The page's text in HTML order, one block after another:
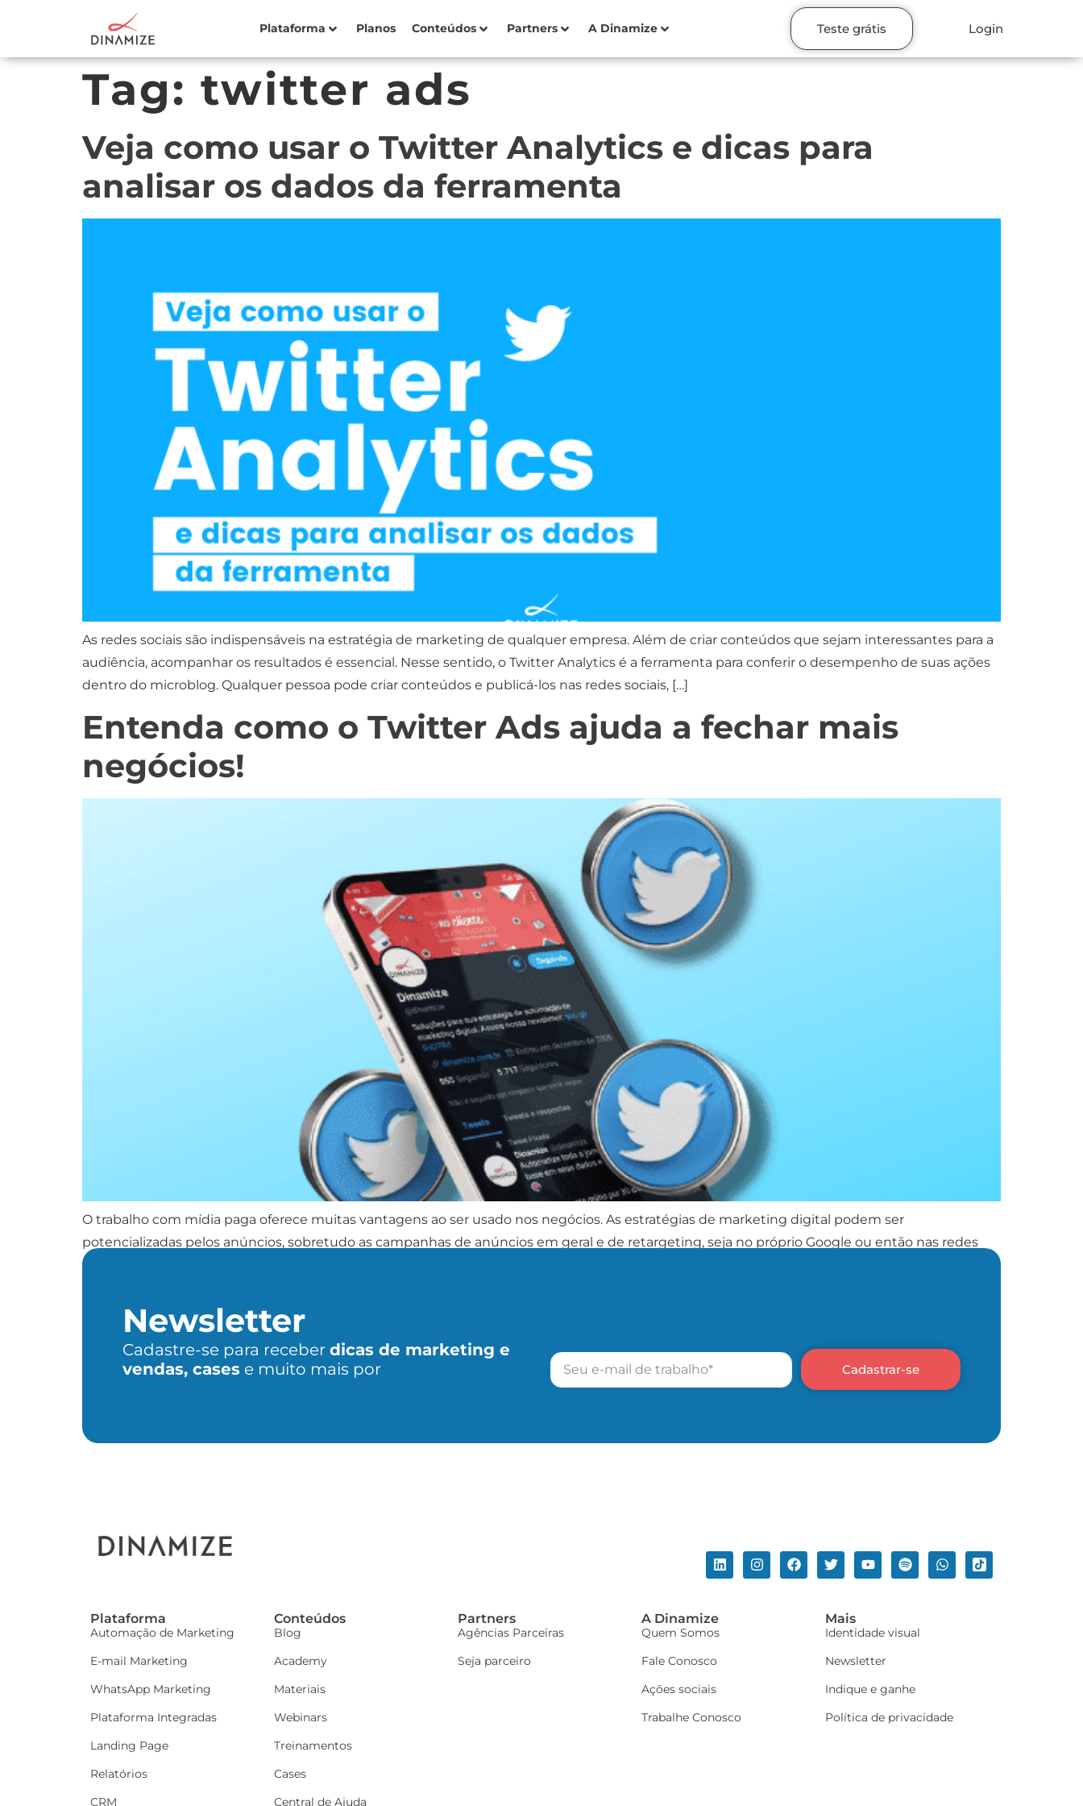
Plataforma Planos Conteúdos Partners A Dinamize Teste grátis Login
Tag: twitter ads
Veja como usar o Twitter Analytics e dicas para
analisar os dados da ferramenta
As redes sociais são indispensáveis na estratégia de marketing de qualquer empresa. Além de criar conteúdos que sejam interessantes para a
audiência, acompanhar os resultados é essencial. Nesse sentido, o Twitter Analytics é a ferramenta para conferir o desempenho de suas ações
dentro do microblog. Qualquer pessoa pode criar conteúdos e publicá-los nas redes sociais, […]
Entenda como o Twitter Ads ajuda a fechar mais
negócios!
O trabalho com mídia paga oferece muitas vantagens ao ser usado nos negócios. As estratégias de marketing digital podem ser
potencializadas pelos anúncios, sobretudo as campanhas de anúncios em geral e de retargeting, seja no próprio Google ou então nas redes
sociais. É aí que entra o Twitter Ads. A rede social surgiu em 2006 […]
Newsletter
Cadastre-se para receber dicas de marketing e
vendas, cases e muito mais por Cadastrar-se
Plataforma
Automação de Marketing
E-mail Marketing
WhatsApp Marketing
Plataforma Integradas
Landing Page
Relatórios
CRM
Conteúdos
Blog
Academy
Materiais
Webinars
Treinamentos
Cases
Central de Ajuda
Partners
Agências Parceiras
Seja parceiro
A Dinamize
Quem Somos
Fale Conosco
Ações sociais
Trabalhe Conosco
Mais
Identidade visual
Newsletter
Indique e ganhe
Política de privacidade